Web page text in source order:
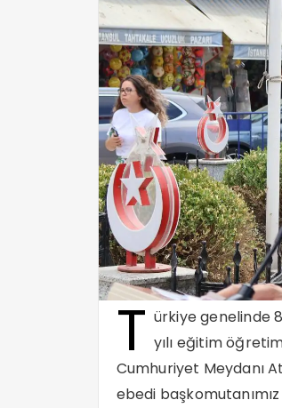
T ürkiye genelinde
yılı eğitim
Cumhuriyet Meydanı
ebedi